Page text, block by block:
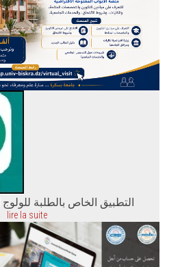
التطبيق الخاص بالطلبة
lire la suite